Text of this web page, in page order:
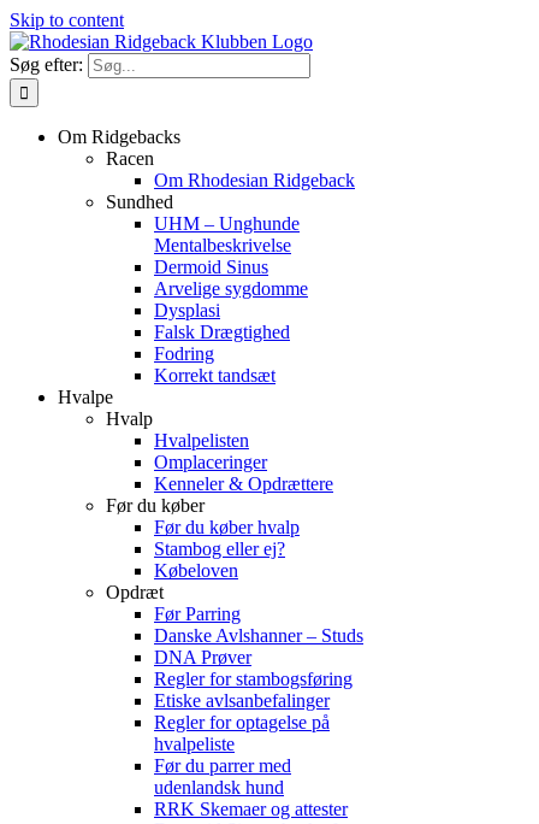
Skip to content
Søg efter:
Om Ridgebacks
Racen
Om Rhodesian Ridgeback
Sundhed
UHM – Unghunde
Mentalbeskrivelse
Dermoid Sinus
Arvelige sygdomme
Dysplasi
Falsk Drægtighed
Fodring
Korrekt tandsæt
Hvalpe
Hvalp
Hvalpelisten
Omplaceringer
Kenneler & Opdrættere
Før du køber
Før du køber hvalp
Stambog eller ej?
Købeloven
Opdræt
Før Parring
Danske Avlshanner – Studs
DNA Prøver
Regler for stambogsføring
Etiske avlsanbefalinger
Regler for optagelse på
hvalpeliste
Før du parrer med
udenlandsk hund
RRK Skemaer og attester